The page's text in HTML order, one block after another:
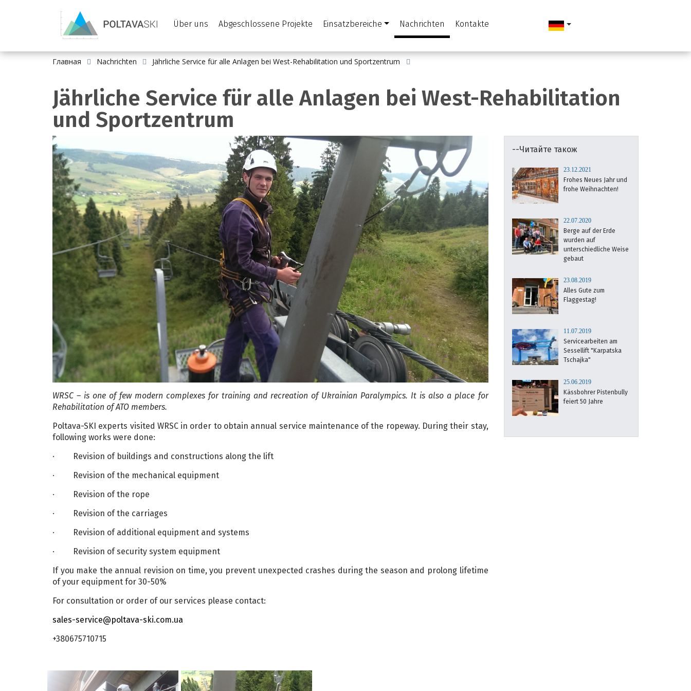
Über uns Abgeschlossene Projekte Einsatzbereiche Nachrichten Kontakte
Главная Nachrichten Jährliche Service für alle Anlagen bei West-Rehabilitation und Sportzentrum
Jährliche Service für alle Anlagen bei West-Rehabilitation
und Sportzentrum
WRSC – is one of few modern complexes for training and recreation of Ukrainian Paralympics. It is also a place for
Rehabilitation of ATO members.
Poltava-SKI experts visited WRSC in order to obtain annual service maintenance of the ropeway. During their stay,
following works were done:
· Revision of buildings and constructions along the lift
· Revision of the mechanical equipment
· Revision of the rope
· Revision of the carriages
· Revision of additional equipment and systems
· Revision of security system equipment
If you make the annual revision on time, you prevent unexpected crashes during the season and prolong lifetime
of your equipment for 30-50%
For consultation or order of our services please contact:
sales-service@poltava-ski.com.ua
+380675710715
--Читайте також
23.12.2021
Frohes Neues Jahr und
frohe Weihnachten!
22.07.2020
Berge auf der Erde
wurden auf
unterschiedliche Weise
gebaut
23.08.2019
Alles Gute zum
Flaggestag!
11.07.2019
Servicearbeiten am
Sessellift "Karpatska
Tschajka"
25.06.2019
Kässbohrer Pistenbully
feiert 50 Jahre